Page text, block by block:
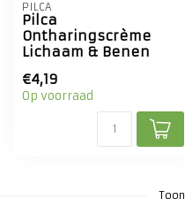
PILCA
Pilca
Ontharingscrème
Lichaam & Benen
€4,19
Op voorraad
Toon